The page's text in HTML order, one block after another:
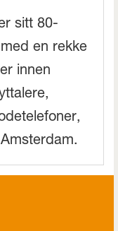
sitt 80-
en rekke
innen